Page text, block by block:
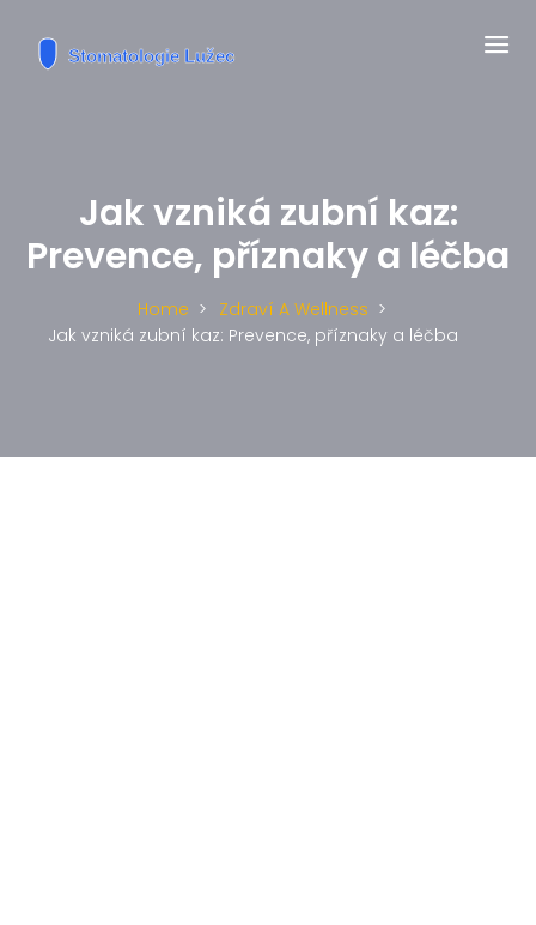
Jak vzniká zubní kaz:
Prevence, příznaky a léčba
Home
Zdraví A Wellness
Jak vzniká zubní kaz: Prevence, příznaky a léčba